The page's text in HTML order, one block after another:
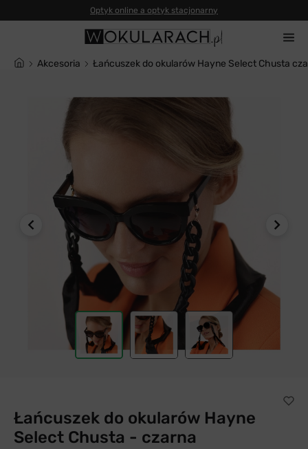
Akcesoria Łańcuszek do okularów Hayne Select Chusta
Łańcuszek do okularów Hayne
Select Chusta - czarna